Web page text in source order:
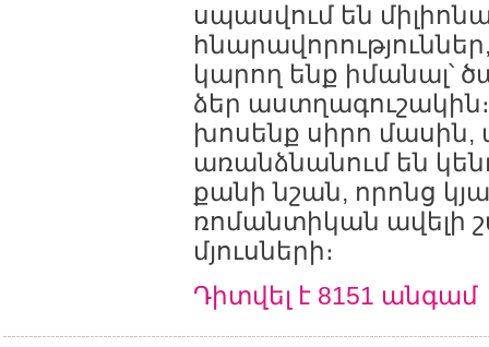
սպասվում են
կարող ենք իմանալ՝
ձեր
խոսենք սիրո
առանձնանում են
քանի նշան, որոնց
ռոմանտիկան ավելի
մյուսների։
Դիտվել է 8151 անգամ